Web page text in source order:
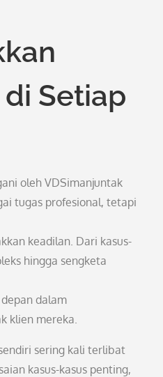
Setiap
oleh VDSimanjuntak
tugas profesional, tetapi
keadilan. Dari kasus-
hingga sengketa
dalam
klien mereka.
sering kali terlibat
kasus-kasus penting,